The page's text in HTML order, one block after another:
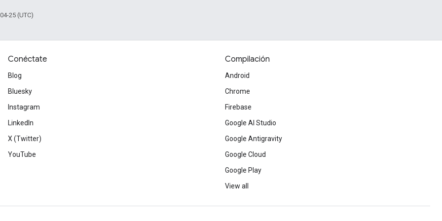
25 (UTC)
Conéctate
Blog
Bluesky
Instagram
LinkedIn
X (Twitter)
YouTube
Compilación
Android
Chrome
Firebase
Google AI Studio
Google Antigravity
Google Cloud
Google Play
View all